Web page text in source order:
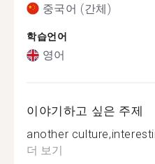
중국어 (간체)
학습언어
영어
이야기하고 싶은 주제
another
더 보기